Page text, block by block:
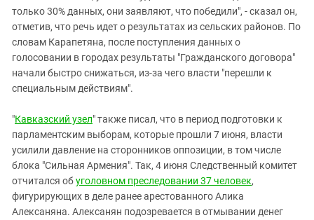
только 30% данных, они заявляют, что победили", - сказал он,
отметив, что речь идет о результатах из сельских районов. По
словам Карапетяна, после поступления данных о
голосовании в городах результаты "Гражданского договора"
начали быстро снижаться, из-за чего власти "перешли к
специальным действиям".
"Кавказский узел" также писал, что в период подготовки к
парламентским выборам, которые прошли 7 июня, власти
усилили давление на сторонников оппозиции, в том числе
блока "Сильная Армения". Так, 4 июня Следственный комитет
отчитался обуголовном преследовании 37 человек,
фигурирующих в деле ранее арестованного Алика
Алексаняна. Алексанян подозревается в отмывании денег